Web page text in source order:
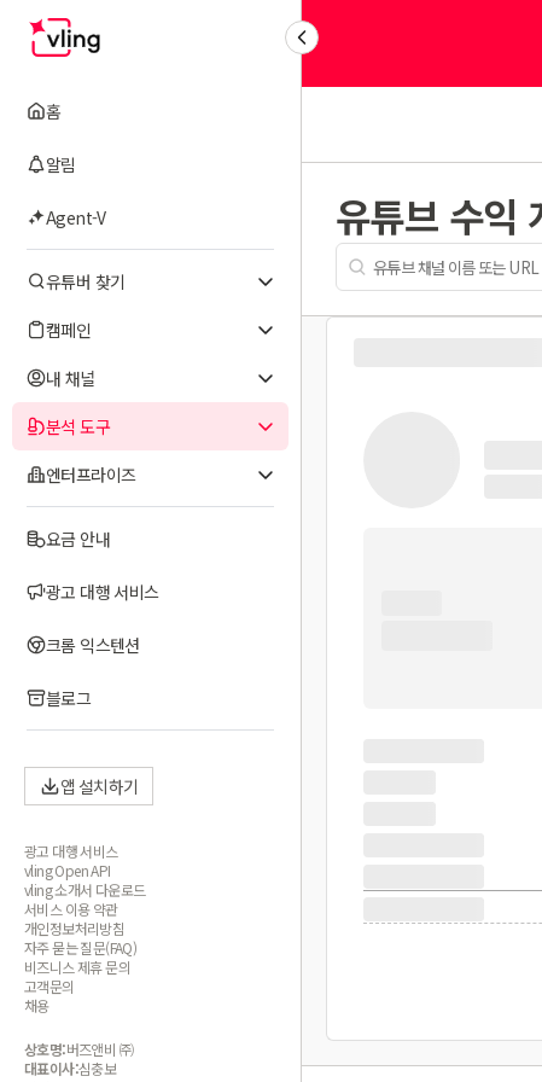
홈
알림
Agent-V
유튜버 찾기
캠페인
내 채널
분석 도구
엔터프라이즈
요금 안내
광고 대행 서비스
크롬 익스텐션
블로그
앱 설치하기
광고 대행 서비스
vling Open API
vling 소개서 다운로드
서비스 이용 약관
개인정보처리방침
자주 묻는 질문(FAQ)
비즈니스 제휴 문의
고객문의
채용
상호명:버즈앤비 ㈜
대표이사:심충보
유튜브 수익